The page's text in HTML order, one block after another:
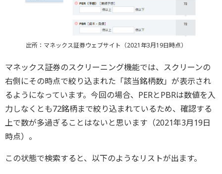
出所：マネックス証券ウェブサイト（2021年3月19日時点）
マネックス証券のスクリーニング機能では、スクリーンの
右側にその時点で絞り込まれた「該当銘柄数」が表示され
るようになっています。今回の場合、PERとPBRは数値を入
力しなくとも72銘柄まで絞り込まれているため、確認する
上で数が多過ぎることはないと思います（2021年3月19日
時点）。
この状態で検索すると、以下のようなリストが出ます。